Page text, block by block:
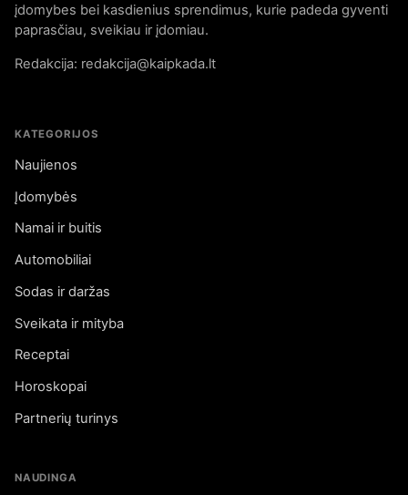
įdomybes bei kasdienius sprendimus, kurie padeda gyventi
paprasčiau, sveikiau ir įdomiau.
Redakcija: redakcija@kaipkada.lt
KATEGORIJOS
Naujienos
Įdomybės
Namai ir buitis
Automobiliai
Sodas ir daržas
Sveikata ir mityba
Receptai
Horoskopai
Partnerių turinys
NAUDINGA